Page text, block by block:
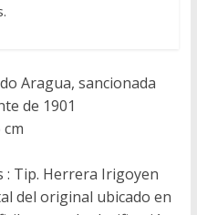
Aragua, sancionada
de 1901
cm
: Tip. Herrera Irigoyen
del original ubicado en